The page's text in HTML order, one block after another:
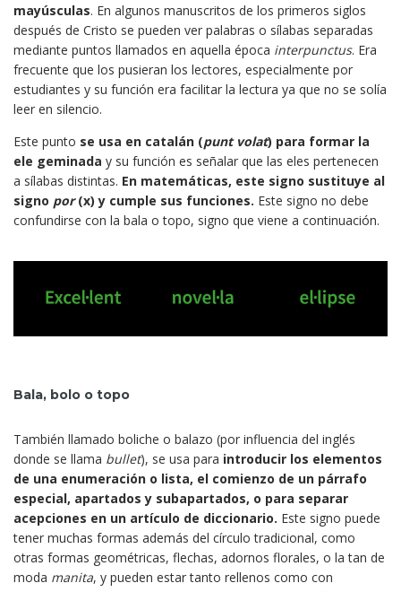
mayúsculas. En algunos manuscritos de los primeros siglos
después de Cristo se pueden ver palabras o sílabas separadas
mediante puntos llamados en aquella época interpunctus. Era
frecuente que los pusieran los lectores, especialmente por
estudiantes y su función era facilitar la lectura ya que no se solía
leer en silencio.
Este punto se usa en catalán (punt volat) para formar la
ele geminada y su función es señalar que las eles pertenecen
a sílabas distintas. En matemáticas, este signo sustituye al
signo por(x) y cumple sus funciones. Este signo no debe
confundirse con la bala o topo, signo que viene a continuación.
Bala, bolo o topo
También llamado boliche o balazo (por influencia del inglés
donde se llama bullet), se usa para introducir los elementos
de una enumeración o lista, el comienzo de un párrafo
especial, apartados y subapartados, o para separar
acepciones en un artículo de diccionario. Este signo puede
tener muchas formas además del círculo tradicional, como
otras formas geométricas, flechas, adornos florales, o la tan de
moda manita, y pueden estar tanto rellenos como con